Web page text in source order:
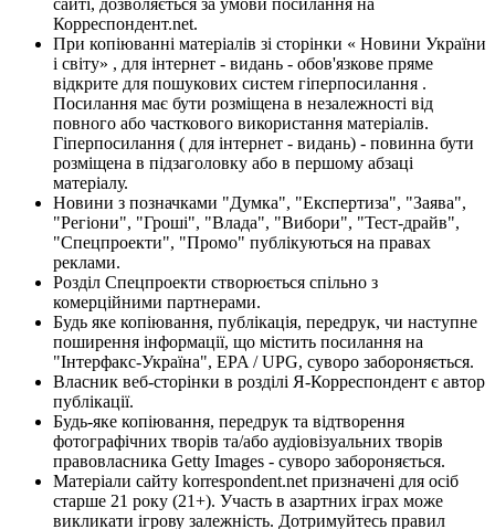
Корреспондент.net.
При копіюванні матеріалів зі сторінки « Новини України
і світу» , для інтернет - видань - обов'язкове пряме
відкрите для пошукових систем гіперпосилання .
Посилання має бути розміщена в незалежності від
повного або часткового використання матеріалів.
Гіперпосилання ( для інтернет - видань) - повинна бути
розміщена в підзаголовку або в першому абзаці
матеріалу.
Новини з позначками "Думка", "Експертиза", "Заява",
"Регіони", "Гроші", "Влада", "Вибори", "Тест-драйв",
"Спецпроекти", "Промо" публікуються на правах
реклами.
Розділ Спецпроекти створюється спільно з
комерційними партнерами.
Будь яке копіювання, публікація, передрук, чи наступне
поширення інформації, що містить посилання на
"Інтерфакс-Україна", EPA / UPG, суворо забороняється.
Власник веб-сторінки в розділі Я-Корреспондент є автор
публікації.
Будь-яке копіювання, передрук та відтворення
фотографічних творів та/або аудіовізуальних творів
правовласника Getty Images - суворо забороняється.
Матеріали сайту korrespondent.net призначені для осіб
старше 21 року (21+). Участь в азартних іграх може
викликати ігрову залежність. Дотримуйтесь правил